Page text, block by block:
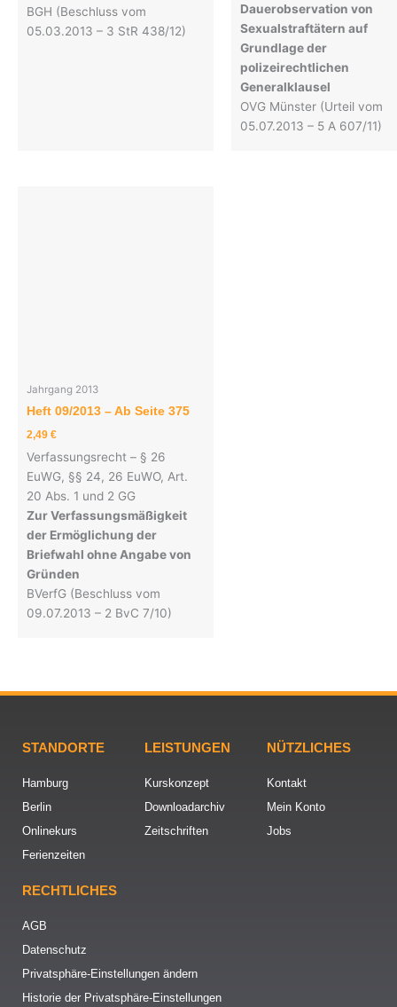
BGH (Beschluss vom
05.03.2013 – 3 StR 438/12)
Dauerobservation von
Sexualstraftätern auf
Grundlage der
polizeirechtlichen
Generalklausel
OVG Münster (Urteil vom
05.07.2013 – 5 A 607/11)
Jahrgang 2013
Heft 09/2013 – Ab Seite 375
2,49 €
Verfassungsrecht – § 26
EuWG, §§ 24, 26 EuWO, Art.
20 Abs. 1 und 2 GG
Zur Verfassungsmäßigkeit
der Ermöglichung der
Briefwahl ohne Angabe von
Gründen
BVerfG (Beschluss vom
09.07.2013 – 2 BvC 7/10)
STANDORTE
Hamburg
Berlin
Onlinekurs
Ferienzeiten
LEISTUNGEN
Kurskonzept
Downloadarchiv
Zeitschriften
NÜTZLICHES
Kontakt
Mein Konto
Jobs
RECHTLICHES
AGB
Datenschutz
Privatsphäre-Einstellungen ändern
Historie der Privatsphäre-Einstellungen